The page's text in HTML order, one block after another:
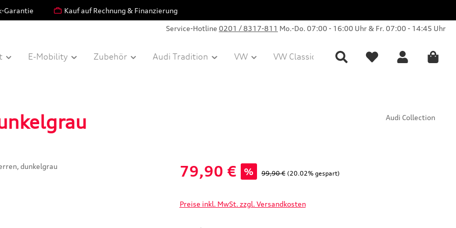
Garantie Kauf auf Rechnung & Finanzierung
Service-Hotline 0201 / 8317-811 Mo.-Do. 07:00 - 16:00 Uhr & Fr. 07:00 - 14:45 Uhr
E-Mobility Zubehör Audi Tradition VW VW Classic Parts Sale Collection
Audi Collection
Verkaufspreis:
79,90 € % Regulärer Preis:
99,90 € (20.02% gespart)
Preise inkl. MwSt. zzgl. Versandkosten